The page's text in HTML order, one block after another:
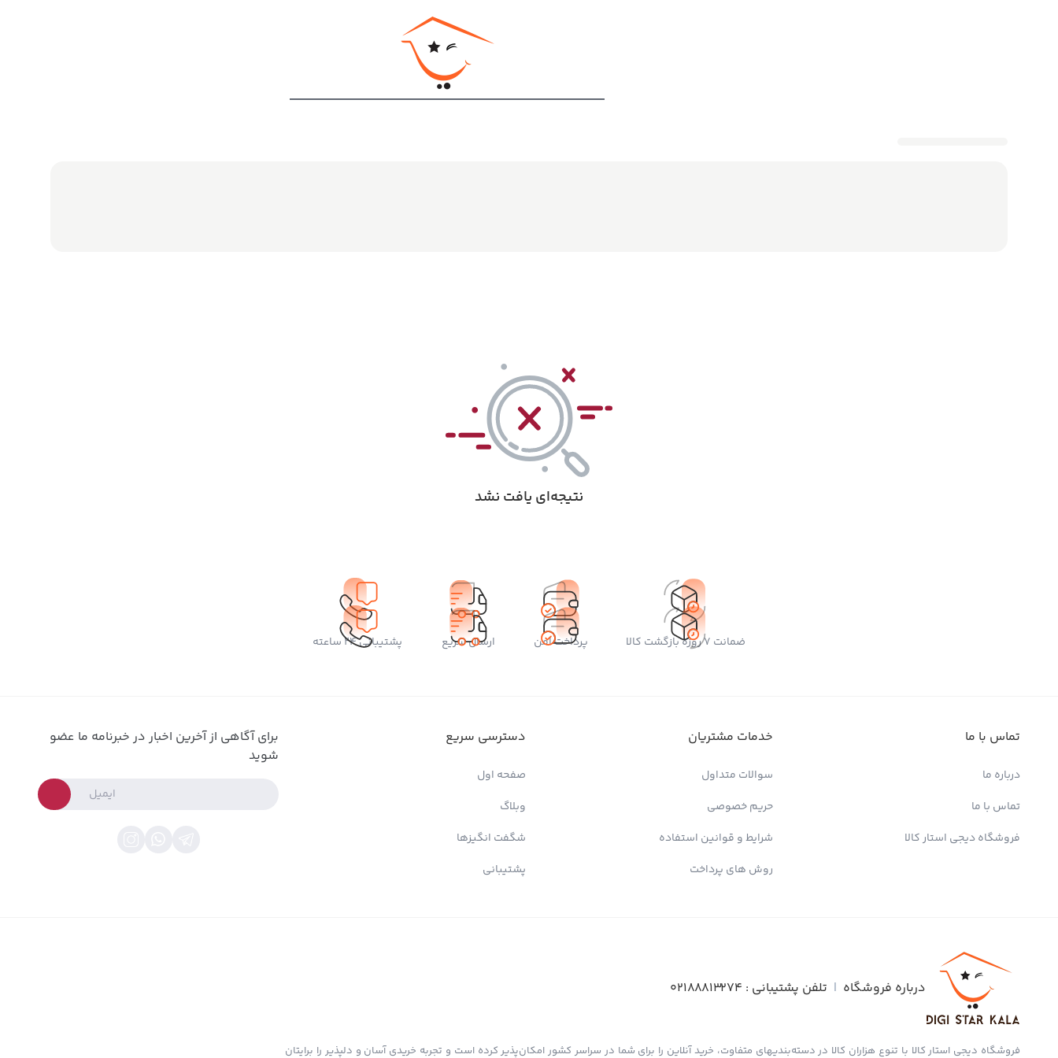
نتیجه‌ای یافت نشد
ضمانت 7 روزه بازگشت کالا پرداخت امن ارسال سریع پشتیبانی 24 ساعته
تماس با ما
درباره ما
تماس با ما
فروشگاه دیجی استار کالا
خدمات مشتریان
سوالات متداول
حریم خصوصی
شرایط و قوانین استفاده
روش های پرداخت
دسترسی سریع
صفحه اول
وبلاگ
شگفت انگیزها
پشتیبانی
برای آگاهی از آخرین اخبار در خبرنامه ما عضو
شوید
درباره فروشگاه | تلفن پشتیبانی : 02188813274
فروشگاه دیجی استار کالا با تنوع هزاران کالا در دسته‌بندیهای متفاوت، خرید آنلاین را برای شما در سراسر کشور امکان‌پذیر کرده است و تجربه خریدی آسان و دلپذیر را برایتان